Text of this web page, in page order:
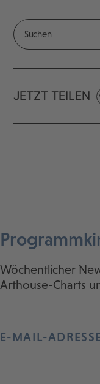
JETZT TEILEN
Wöchentlicher
Arthouse-Charts
E-MAIL-ADRESSE